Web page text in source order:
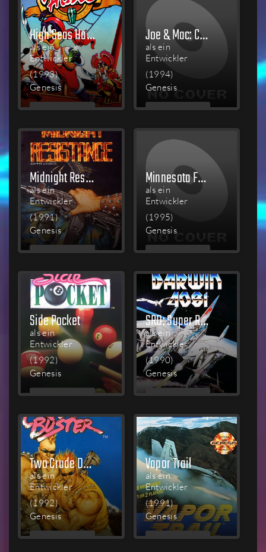
High Seas Havoc
als ein
Entwickler
(1993)
Genesis
MEHR
Joe & Mac: Caveman Ninja
als ein
Entwickler
(1994)
Genesis
MEHR
Midnight Resistance
als ein
Entwickler
(1991)
Genesis
MEHR
Minnesota Fats: Pool Legend
als ein
Entwickler
(1995)
Genesis
MEHR
Side Pocket
als ein
Entwickler
(1992)
Genesis
MEHR
SRD: Super Real Darwin
als ein
Entwickler
(1990)
Genesis
MEHR
Two Crude Dudes
als ein
Entwickler
(1992)
Genesis
MEHR
Vapor Trail
als ein
Entwickler
(1991)
Genesis
MEHR